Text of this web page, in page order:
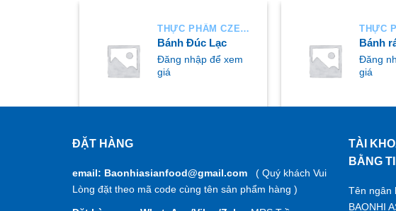
THỰC PHẨM CZECH
Bánh Đúc Lạc
Đăng nhập để xem
giá
Bánh
Đăng
giá
MUA NGAY
ĐẶT HÀNG
email: Baonhiasianfood@gmail.com ( Quý khách Vui
Lòng đặt theo mã code cùng tên sản phẩm hàng )
TÀI
BẰNG
Tên ngân
BAONHI